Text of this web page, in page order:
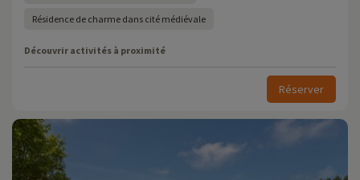
Résidence de charme dans cité médiévale
Découvrir activités à proximité
Réserver